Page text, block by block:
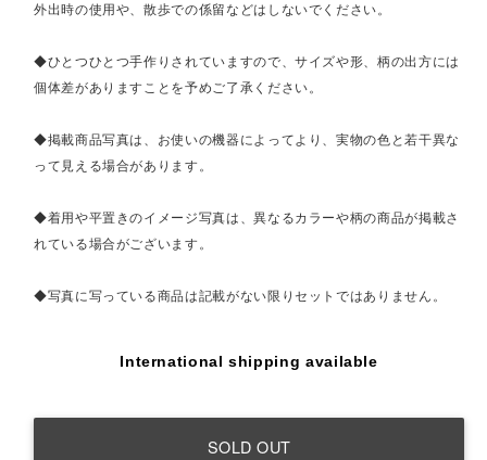
外出時の使用や、散歩での係留などはしないでください。
◆ひとつひとつ手作りされていますので、サイズや形、柄の出方には
個体差がありますことを予めご了承ください。
◆掲載商品写真は、お使いの機器によってより、実物の色と若干異な
って見える場合があります。
◆着用や平置きのイメージ写真は、異なるカラーや柄の商品が掲載さ
れている場合がございます。
◆写真に写っている商品は記載がない限りセットではありません。
International shipping available
SOLD OUT